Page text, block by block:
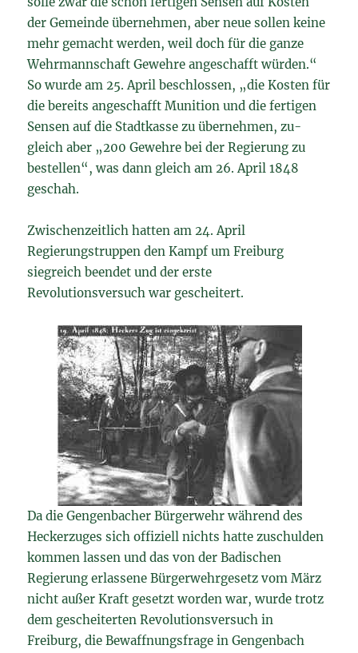
der Gemeinde übernehmen, aber neue sollen keine
mehr gemacht werden, weil doch für die ganze
Wehrmannschaft Gewehre angeschafft würden.“
So wurde am 25. April beschlossen, „die Kosten für
die bereits angeschafft Munition und die fertigen
Sensen auf die Stadtkasse zu übernehmen, zu-
gleich aber „200 Gewehre bei der Regierung zu
bestellen“, was dann gleich am 26. April 1848
geschah.
Zwischenzeitlich hatten am 24. April
Regierungstruppen den Kampf um Freiburg
siegreich beendet und der erste
Revolutionsversuch war gescheitert.
Da die Gengenbacher Bürgerwehr während des
Heckerzuges sich offiziell nichts hatte zuschulden
kommen lassen und das von der Badischen
Regierung erlassene Bürgerwehrgesetz vom März
nicht außer Kraft gesetzt worden war, wurde trotz
dem gescheiterten Revolutionsversuch in
Freiburg, die Bewaffnungsfrage in Gengenbach